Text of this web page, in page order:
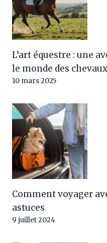
L’art équestre : une
le monde des chevaux
10 mars 2025
Comment voyager
astuces
9 juillet 2024